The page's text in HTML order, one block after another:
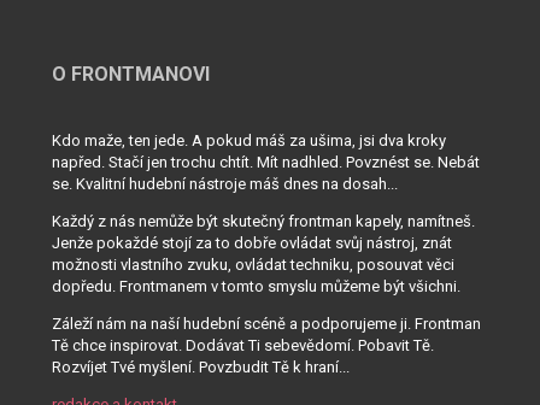
O FRONTMANOVI
Kdo maže, ten jede. A pokud máš za ušima, jsi dva kroky
napřed. Stačí jen trochu chtít. Mít nadhled. Povznést se. Nebát
se. Kvalitní hudební nástroje máš dnes na dosah...
Každý z nás nemůže být skutečný frontman kapely, namítneš.
Jenže pokaždé stojí za to dobře ovládat svůj nástroj, znát
možnosti vlastního zvuku, ovládat techniku, posouvat věci
dopředu. Frontmanem v tomto smyslu můžeme být všichni.
Záleží nám na naší hudební scéně a podporujeme ji. Frontman
Tě chce inspirovat. Dodávat Ti sebevědomí. Pobavit Tě.
Rozvíjet Tvé myšlení. Povzbudit Tě k hraní...